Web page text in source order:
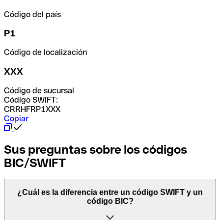
Código del país
P1
Código de localización
XXX
Código de sucursal
Código SWIFT:
CRRHFRP1XXX
Copiar
Sus preguntas sobre los códigos
BIC/SWIFT
¿Cuál es la diferencia entre un código SWIFT y un
código BIC?